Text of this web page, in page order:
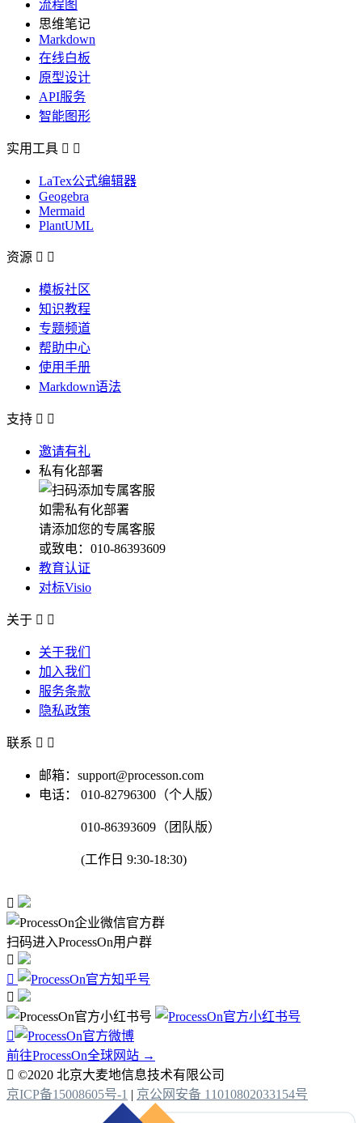
流程图
思维笔记
Markdown
在线白板
原型设计
API服务
智能图形
实用工具  
LaTex公式编辑器
Geogebra
Mermaid
PlantUML
资源  
模板社区
知识教程
专题频道
帮助中心
使用手册
Markdown语法
支持  
邀请有礼
私有化部署
如需私有化部署
请添加您的专属客服
或致电：010-86393609
教育认证
对标Visio
关于  
关于我们
加入我们
服务条款
隐私政策
联系  
邮箱：support@processon.com
电话：
010-82796300（个人版）
010-86393609（团队版）
(工作日 9:30-18:30)

扫码进入ProcessOn用户群




前往ProcessOn全球网站 →
 ©2020 北京大麦地信息技术有限公司
京ICP备15008605号-1 | 京公网安备 11010802033154号